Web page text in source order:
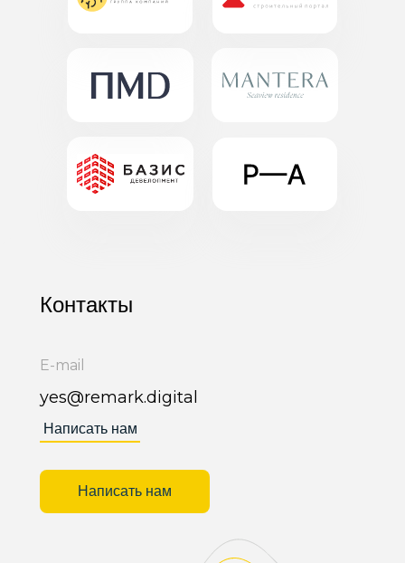
Контакты
Написать нам
E-mail
yes@remark.digital
Написать нам